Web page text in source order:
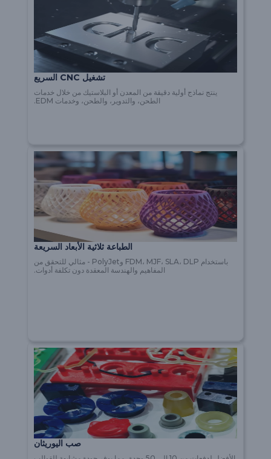
تشغيل CNC السريع
ينتج نماذج أولية دقيقة من المعدن أو البلاستيك من خلال خدمات
الطحن، والتدوير، والطحن، وخدمات EDM.
الطباعة ثلاثية الأبعاد السريعة
باستخدام FDM، MJF، SLA، DLP وPolyJet - مثالي للتحقق من
المفاهيم والهندسة المعقدة دون تكلفة أدوات.
صب اليوريثان